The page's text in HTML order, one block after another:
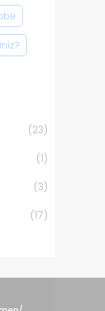
(23)
(1)
(3)
(17)